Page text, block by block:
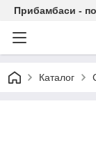
Прибамбаси -
Каталог